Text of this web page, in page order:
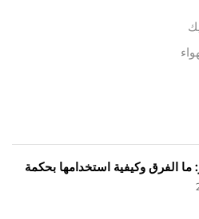
ما الفرق وكيفية استخدامها بحكمة